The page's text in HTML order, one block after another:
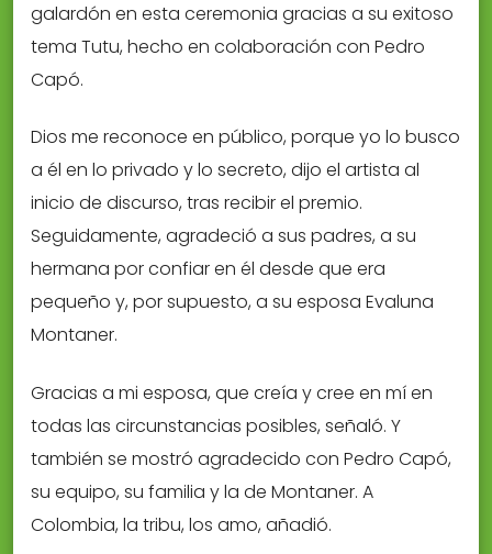
galardón en esta ceremonia gracias a su exitoso
tema Tutu, hecho en colaboración con Pedro
Capó.
Dios me reconoce en público, porque yo lo busco
a él en lo privado y lo secreto, dijo el artista al
inicio de discurso, tras recibir el premio.
Seguidamente, agradeció a sus padres, a su
hermana por confiar en él desde que era
pequeño y, por supuesto, a su esposa Evaluna
Montaner.
Gracias a mi esposa, que creía y cree en mí en
todas las circunstancias posibles, señaló. Y
también se mostró agradecido con Pedro Capó,
su equipo, su familia y la de Montaner. A
Colombia, la tribu, los amo, añadió.